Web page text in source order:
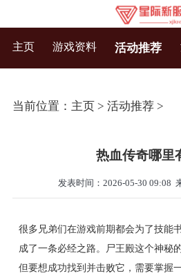
主页 游戏资料 活动推荐
当前位置： 主页> 活动推荐>
热血传奇哪里
发表时间：2026-05-30 09:08
很多兄弟们在游戏前期都会为了技能
成了一条必经之路。尸王殿这个神秘
但要想成功找到并击败它，需要掌握